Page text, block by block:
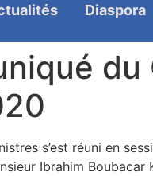
Diaspora
s’est réuni en
Ibrahim Boubacar